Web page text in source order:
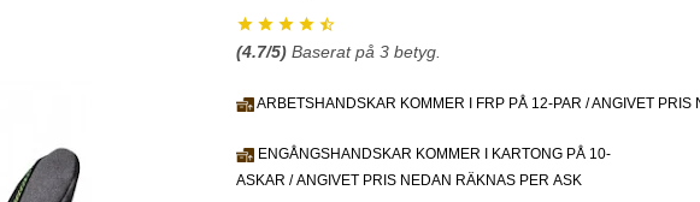
(4.7/5) Baserat på 3 betyg.
ARBETSHANDSKAR KOMMER I FRP PÅ 12-PAR / ANGIVET PRIS
ENGÅNGSHANDSKAR KOMMER I KARTONG PÅ 10-
ASKAR / ANGIVET PRIS NEDAN RÄKNAS PER ASK